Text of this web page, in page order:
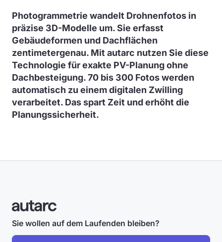
Photogrammetrie wandelt Drohnenfotos in
präzise 3D-Modelle um. Sie erfasst
Gebäudeformen und Dachflächen
zentimetergenau. Mit autarc nutzen Sie diese
Technologie für exakte PV-Planung ohne
Dachbesteigung. 70 bis 300 Fotos werden
automatisch zu einem digitalen Zwilling
verarbeitet. Das spart Zeit und erhöht die
Planungssicherheit.
Sie wollen auf dem Laufenden bleiben?